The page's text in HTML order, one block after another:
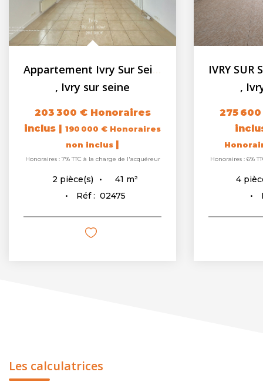
, Ivry sur seine
203 300 € Honoraires
inclus | 190 000 € Honoraires
non inclus |
Honoraires : 7% TTC à la charge de l'acquéreur
2 pièce(s) 41 m²
Réf : 02475
,
275
Honoraires : 6%
4
Les calculatrices